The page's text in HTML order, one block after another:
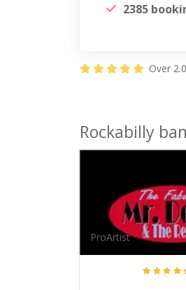
2385
Over
Rockabilly
ProArtist